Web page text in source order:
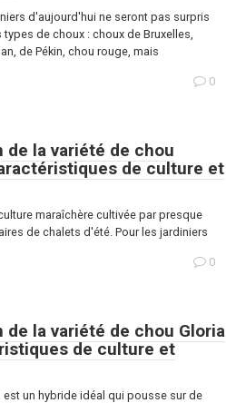
d'aujourd'hui ne seront pas surpris
de choux : choux de Bruxelles,
de Pékin, chou rouge, mais
0
de la variété de chou
de culture et
maraîchère cultivée par presque
de chalets d'été. Pour les jardiniers
0
de la variété de chou Gloria
de culture et
est un hybride idéal qui pousse sur de